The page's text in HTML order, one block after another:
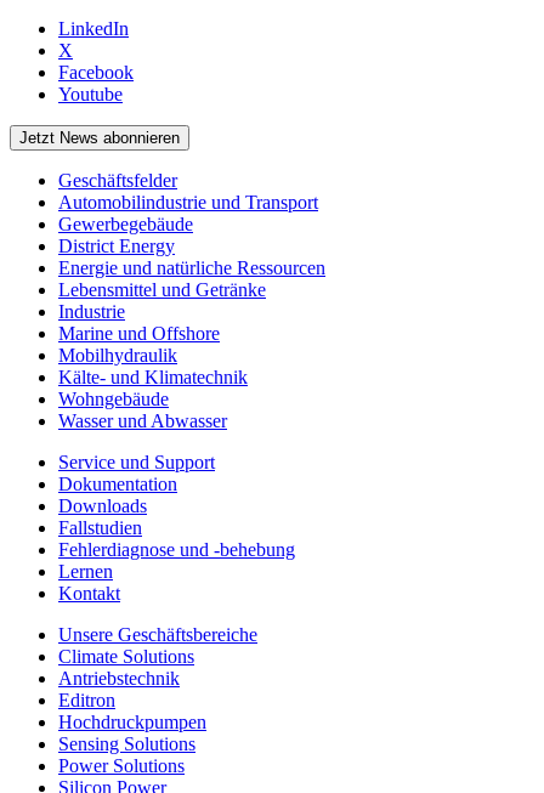
LinkedIn
X
Facebook
Youtube
Jetzt News abonnieren
Geschäftsfelder
Automobilindustrie und Transport
Gewerbegebäude
District Energy
Energie und natürliche Ressourcen
Lebensmittel und Getränke
Industrie
Marine und Offshore
Mobilhydraulik
Kälte- und Klimatechnik
Wohngebäude
Wasser und Abwasser
Service und Support
Dokumentation
Downloads
Fallstudien
Fehlerdiagnose und -behebung
Lernen
Kontakt
Unsere Geschäftsbereiche
Climate Solutions
Antriebstechnik
Editron
Hochdruckpumpen
Sensing Solutions
Power Solutions
Silicon Power